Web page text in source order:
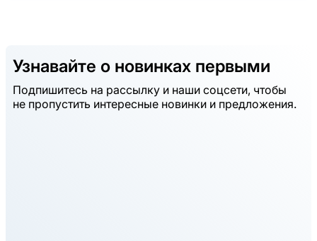
Узнавайте о новинках первыми
Подпишитесь на рассылку и наши соцсети, чтобы
не пропустить интересные новинки и предложения.